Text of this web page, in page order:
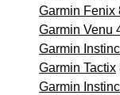
Garmin Fenix
Garmin Venu
Garmin
Garmin Tactix
Garmin